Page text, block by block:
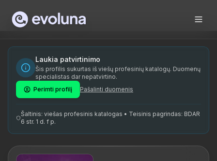
Gerlyn Tiigemäe is an experienced AI trainer and
Gerlyn Tiigemäe on spetsialiseerunud AI koolitusele ja
AI koolitus, finantskonsultatsioon, andmehaldus,
Laukia patvirtinimo
Šis profilis sukurtas iš viešų profesinių katalogų. Duomenų
specialistas dar nepatvirtino.
Perimti profilį
Pašalinti duomenis
Šaltinis: viešas profesinis katalogas • Teisinis pagrindas: BDAR
6 str. 1 d. f p.